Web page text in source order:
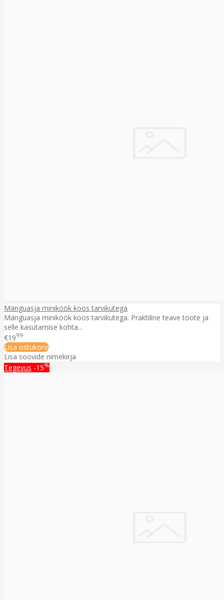
Mänguasja miniköök koos tarvikutega
Mänguasja miniköök koos tarvikutega. Praktiline teave toote ja
selle kasutamise kohta...
€1999
Lisa ostukorvi
Lisa soovide nimekirja
Tegevus -15%